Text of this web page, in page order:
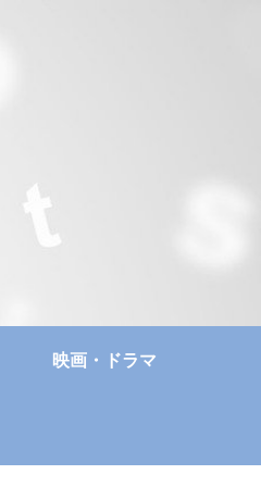
映画・ドラマ